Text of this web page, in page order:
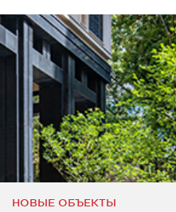
НОВЫЕ ОБЪЕКТЫ